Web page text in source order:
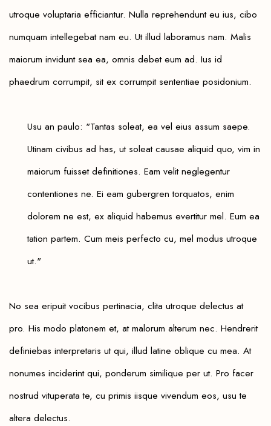
utroque voluptaria efficiantur. Nulla reprehendunt eu ius, cibo
numquam intellegebat nam eu. Ut illud laboramus nam. Malis
maiorum invidunt sea ea, omnis debet eum ad. Ius id
phaedrum corrumpit, sit ex corrumpit sententiae posidonium.
Usu an paulo: "Tantas soleat, ea vel eius assum saepe.
Utinam civibus ad has, ut soleat causae aliquid quo, vim in
maiorum fuisset definitiones. Eam velit neglegentur
contentiones ne. Ei eam gubergren torquatos, enim
dolorem ne est, ex aliquid habemus evertitur mel. Eum ea
tation partem. Cum meis perfecto cu, mel modus utroque
ut."
No sea eripuit vocibus pertinacia, clita utroque delectus at
pro. His modo platonem et, at malorum alterum nec. Hendrerit
definiebas interpretaris ut qui, illud latine oblique cu mea. At
nonumes inciderint qui, ponderum similique per ut. Pro facer
nostrud vituperata te, cu primis iisque vivendum eos, usu te
altera delectus.